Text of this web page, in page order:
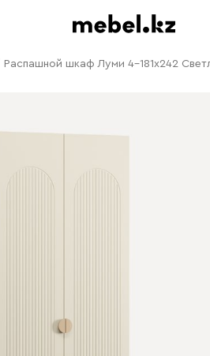
Распашной шкаф Луми 4-181x242